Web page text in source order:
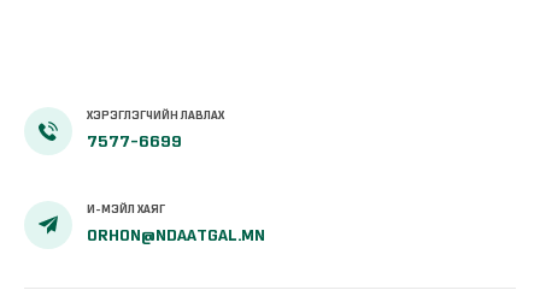
ХЭРЭГЛЭГЧИЙН ЛАВЛАХ
7577-6699
И-МЭЙЛ ХАЯГ
ORHON@NDAATGAL.MN